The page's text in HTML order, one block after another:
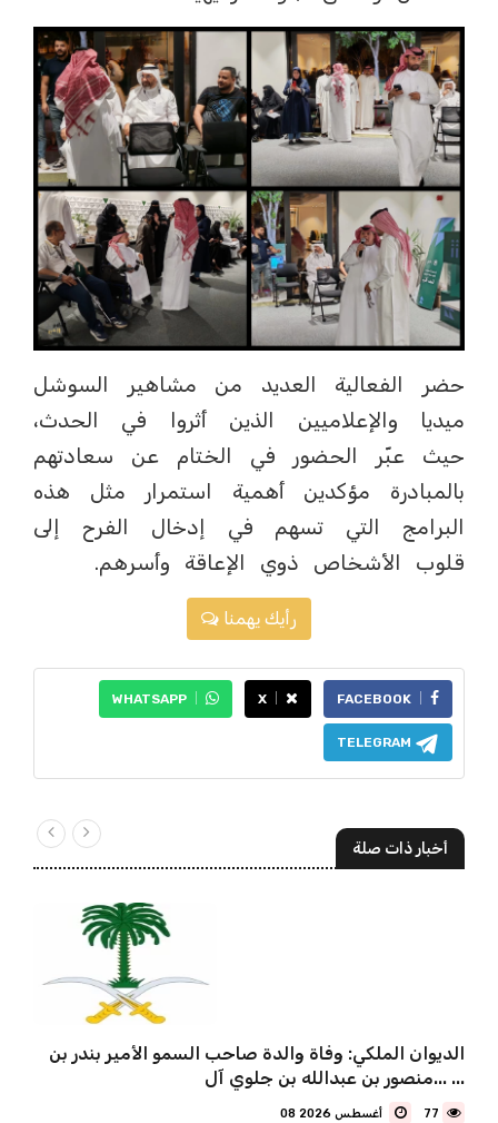
حضر الفعالية العديد من مشاهير السوشل
ميديا والإعلاميين الذين أثروا في الحدث،
حيث عبّر الحضور في الختام عن سعادتهم
بالمبادرة مؤكدين أهمية استمرار مثل هذه
البرامج التي تسهم في إدخال الفرح إلى
قلوب الأشخاص ذوي الإعاقة وأسرهم.
رأيك يهمنا
FACEBOOK
X
WHATSAPP
TELEGRAM
أخبار ذات صلة
الديوان الملكي: وفاة والدة صاحب السمو الأمير بندر بن
منصور بن عبدالله بن جلوي آل... ...
77